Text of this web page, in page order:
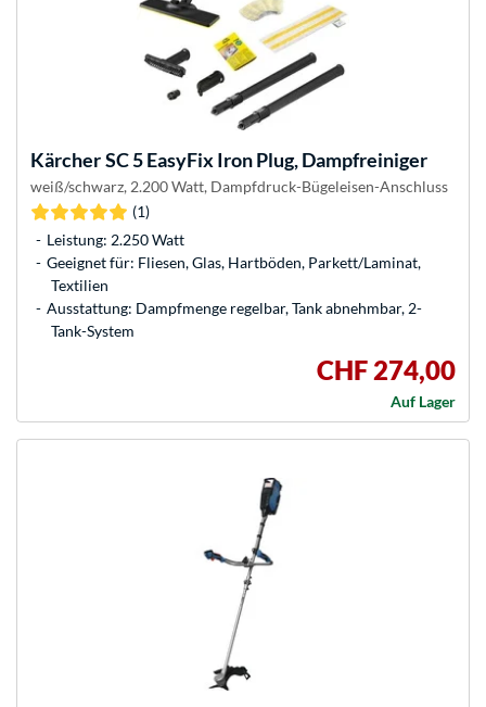
KärcherSC 5 EasyFix Iron Plug, Dampfreiniger
weiß/schwarz, 2.200 Watt, Dampfdruck-Bügeleisen-Anschluss
(1)
Leistung: 2.250 Watt
Geeignet für: Fliesen, Glas, Hartböden, Parkett/Laminat,
Textilien
Ausstattung: Dampfmenge regelbar, Tank abnehmbar, 2-
Tank-System
CHF 274,00
Auf Lager